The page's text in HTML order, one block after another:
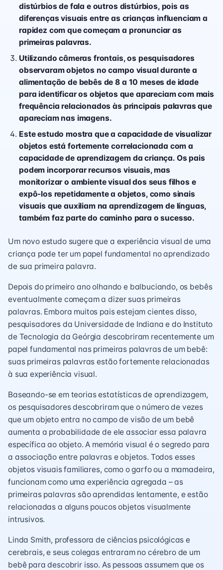
distúrbios de fala e outros distúrbios, pois as
diferenças visuais entre as crianças influenciam a
rapidez com que começam a pronunciar as
primeiras palavras.
Utilizando câmeras frontais, os pesquisadores
observaram objetos no campo visual durante a
alimentação de bebês de 8 a 10 meses de idade
para identificar os objetos que apareciam com mais
frequência relacionados às principais palavras que
apareciam nas imagens.
Este estudo mostra que a capacidade de visualizar
objetos está fortemente correlacionada com a
capacidade de aprendizagem da criança. Os pais
podem incorporar recursos visuais, mas
monitorizar o ambiente visual dos seus filhos e
expô-los repetidamente a objetos, como sinais
visuais que auxiliam na aprendizagem de línguas,
também faz parte do caminho para o sucesso.
Um novo estudo sugere que a experiência visual de uma
criança pode ter um papel fundamental no aprendizado
de sua primeira palavra.
Depois do primeiro ano olhando e balbuciando, os bebês
eventualmente começam a dizer suas primeiras
palavras. Embora muitos pais estejam cientes disso,
pesquisadores da Universidade de Indiana e do Instituto
de Tecnologia da Geórgia descobriram recentemente um
papel fundamental nas primeiras palavras de um bebê:
suas primeiras palavras estão fortemente relacionadas
à sua experiência visual.
Baseando-se em teorias estatísticas de aprendizagem,
os pesquisadores descobriram que o número de vezes
que um objeto entra no campo de visão de um bebê
aumenta a probabilidade de ele associar essa palavra
específica ao objeto. A memória visual é o segredo para
a associação entre palavras e objetos. Todos esses
objetos visuais familiares, como o garfo ou a mamadeira,
funcionam como uma experiência agregada – as
primeiras palavras são aprendidas lentamente, e estão
relacionadas a alguns poucos objetos visualmente
intrusivos.
Linda Smith, professora de ciências psicológicas e
cerebrais, e seus colegas entraram no cérebro de um
bebê para descobrir isso. As pessoas assumem que os